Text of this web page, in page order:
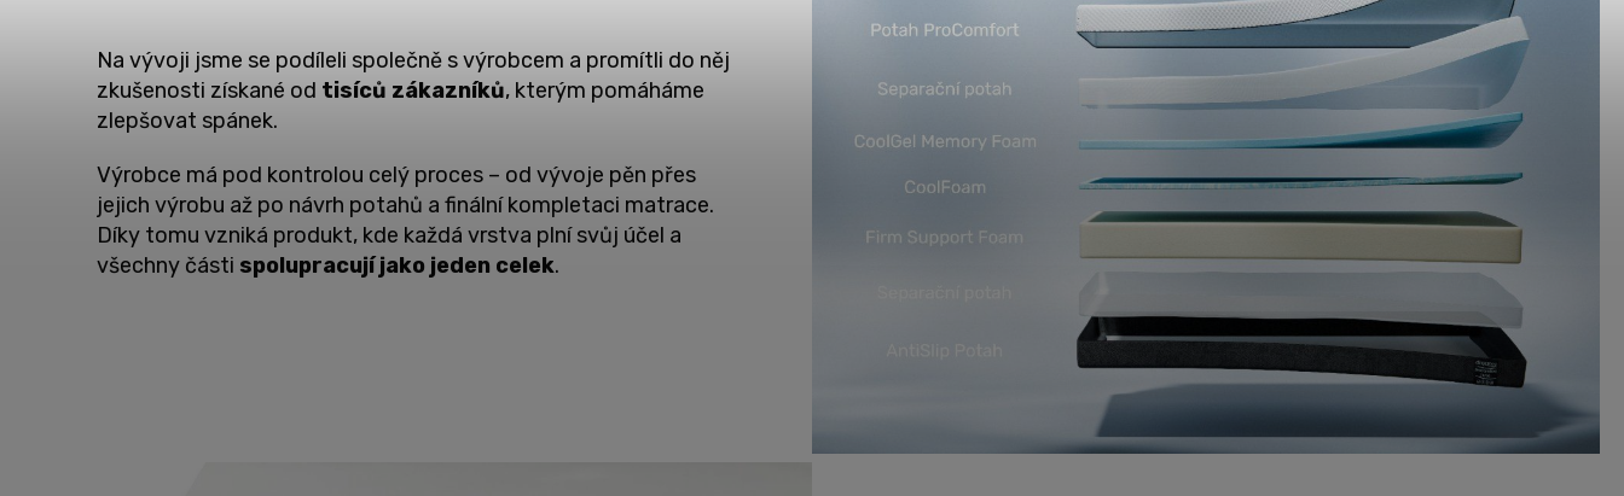
Na vývoji jsme se podíleli společně s výrobcem a promítli do něj
zkušenosti získané od tisíců zákazníků, kterým pomáháme
zlepšovat spánek.
Výrobce má pod kontrolou celý proces – od vývoje pěn přes
jejich výrobu až po návrh potahů a finální kompletaci matrace.
Díky tomu vzniká produkt, kde každá vrstva plní svůj účel a
všechny části spolupracují jako jeden celek.